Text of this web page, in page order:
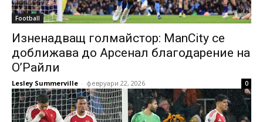
Football
Изненадващ голмайстор: ManCity се
доближава до Арсенал благодарение на
О’Райли
Lesley Summerville - февруари 22, 2026 0